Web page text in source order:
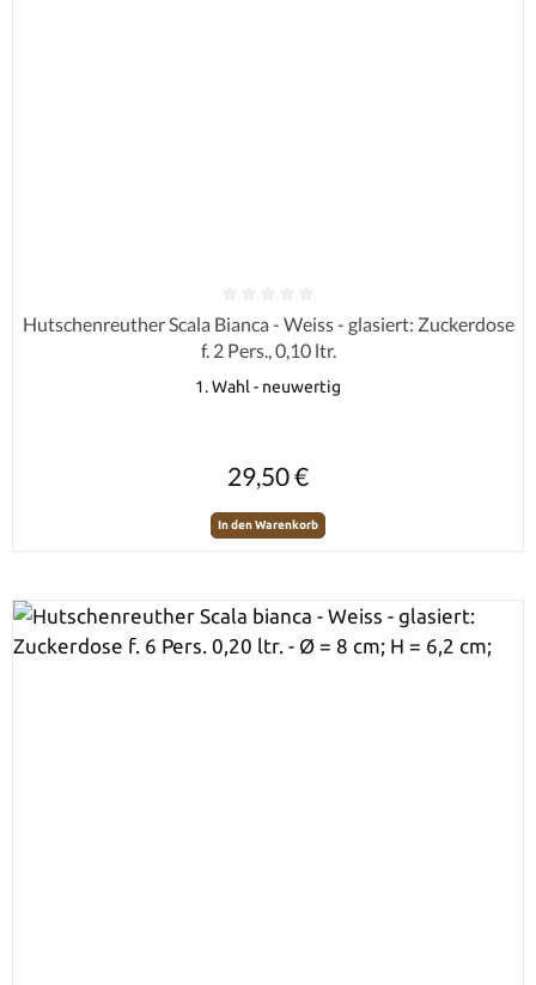
Durchschnittliche Bewertung von 0 von 5 Sternen
Hutschenreuther Scala Bianca - Weiss - glasiert: Zuckerdose
f. 2 Pers., 0,10 ltr.
1. Wahl - neuwertig
29,50 €
In den Warenkorb